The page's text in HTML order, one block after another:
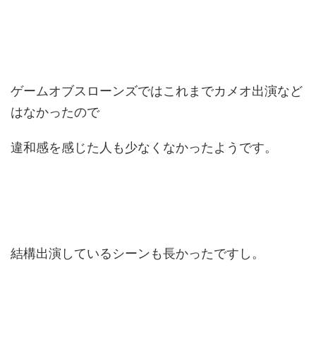
ゲームオブスローンズではこれまでカメオ出演など
はなかったので
違和感を感じた人も少なくなかったようです。
結構出演しているシーンも長かったですし。